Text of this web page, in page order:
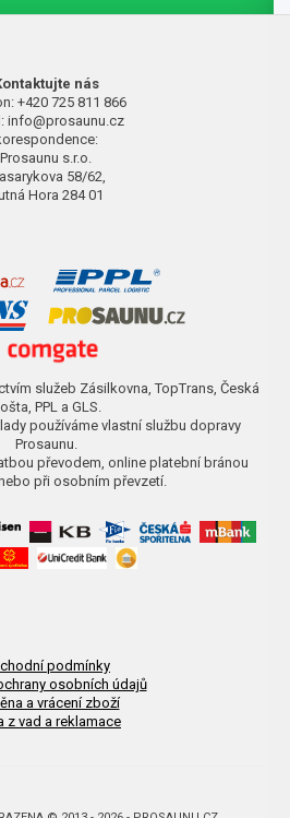
nás
+420 725 811 866
info@prosaunu.cz
Prosaunu s.r.o.
58/62,
Hora 284 01
služeb Zásilkovna, TopTrans, Česká
PPL a GLS.
používáme vlastní službu dopravy
Prosaunu.
převodem, online platební bránou
při osobním převzetí.
podmínky
osobních údajů
a vrácení zboží
z vad a reklamace